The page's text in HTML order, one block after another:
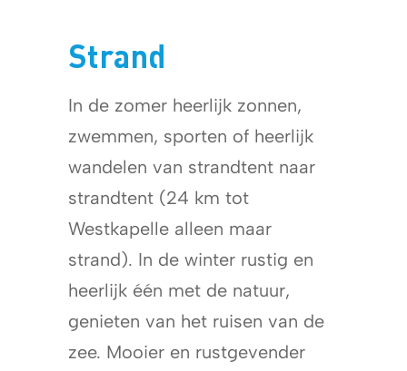
Strand
In de zomer heerlijk zonnen,
zwemmen, sporten of heerlijk
wandelen van strandtent naar
strandtent (24 km tot
Westkapelle alleen maar
strand). In de winter rustig en
heerlijk één met de natuur,
genieten van het ruisen van de
zee. Mooier en rustgevender